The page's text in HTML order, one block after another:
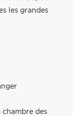
les grandes
chambre des